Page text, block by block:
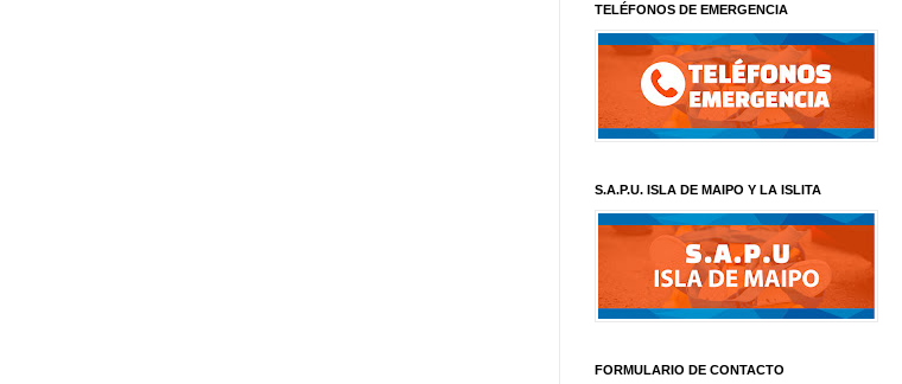
TELÉFONOS DE EMERGENCIA
S.A.P.U. ISLA DE MAIPO Y LA ISLITA
FORMULARIO DE CONTACTO